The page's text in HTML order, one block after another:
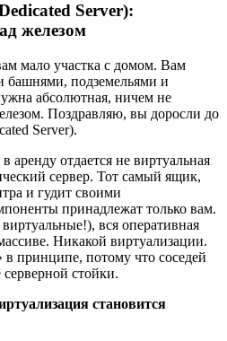
Server):
железом
мало участка с домом. Вам
башнями, подземельями и
абсолютная, ничем не
Поздравляю, вы доросли до
Server).
аренду отдается не виртуальная
сервер. Тот самый ящик,
и гудит своими
принадлежат только вам.
вся оперативная
Никакой виртуализации.
в принципе, потому что соседей
стойки.
становится